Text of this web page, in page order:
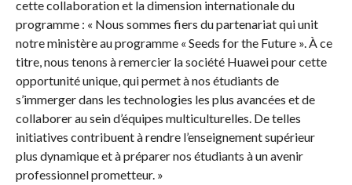
cette collaboration et la dimension internationale du
programme : « Nous sommes fiers du partenariat qui unit
notre ministère au programme « Seeds for the Future ». À ce
titre, nous tenons à remercier la société Huawei pour cette
opportunité unique, qui permet à nos étudiants de
s’immerger dans les technologies les plus avancées et de
collaborer au sein d’équipes multiculturelles. De telles
initiatives contribuent à rendre l’enseignement supérieur
plus dynamique et à préparer nos étudiants à un avenir
professionnel prometteur. »